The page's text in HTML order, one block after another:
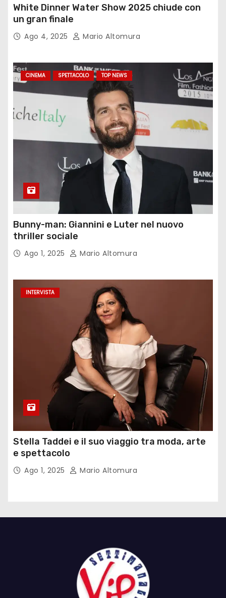
White Dinner Water Show 2025 chiude con
un gran finale
Ago 4, 2025 Mario Altomura
CINEMA SPETTACOLO TOP NEWS
Bunny-man: Giannini e Luter nel nuovo
thriller sociale
Ago 1, 2025 Mario Altomura
INTERVISTA
Stella Taddei e il suo viaggio tra moda, arte
e spettacolo
Ago 1, 2025 Mario Altomura